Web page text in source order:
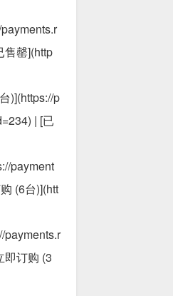
售罄](http
)](https://p
| [已
payment
(6台)](htt
payments.r
即订购 (3